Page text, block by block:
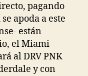
pagando
apoda a este
están
el Miami
al DRV PNK
y con